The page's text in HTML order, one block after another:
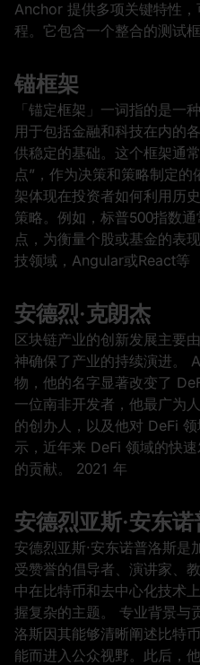
Anchor 提供多项关键特性
程。它包含一个整合的测试
锚框架
「锚定框架」一词指的是一
用于包括金融和科技在内的
供稳定的基础。这个框架通
点”，作为决策和策略制定
架体现在投资者如何利用历
策略。例如，标普500指数
点，为衡量个股或基金的表
技领域，Angular或React等
安德烈·克朗杰
区块链产业的创新发展主要
神确保了产业的持续演进。
物，他的名字显著改变了
一位南非开发者，他最广为
的创办人，以及他对 DeFi
示，近年来 DeFi 领域的快
的贡献。 2021 年
安德烈亚斯·安东
安德烈亚斯·安东诺普洛斯是
受赞誉的倡导者、演讲家、
中在比特币和去中心化技术
握复杂的主题。 专业背景与
洛斯因其能够清晰阐述比特
能而进入公众视野。此后，